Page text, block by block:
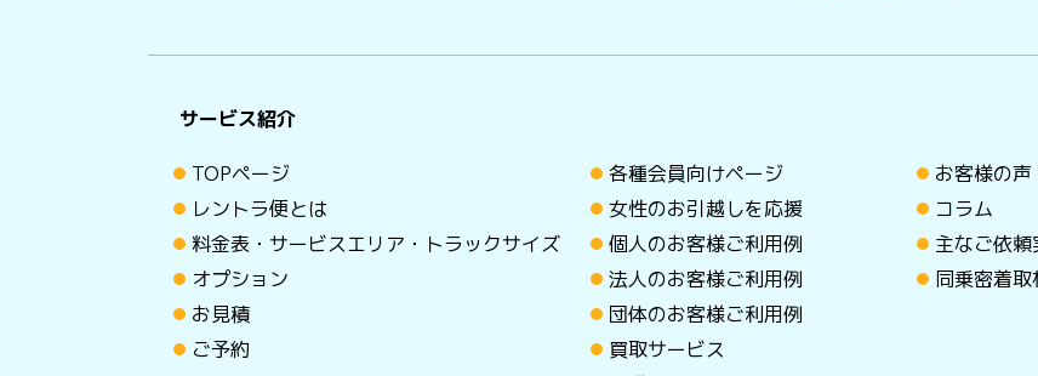
サービス紹介
TOPページ
レントラ便とは
料金表・サービスエリア・トラックサイズ
オプション
お見積
ご予約
各種会員向けページ
女性のお引越しを応援
個人のお客様ご利用例
法人のお客様ご利用例
団体のお客様ご利用例
買取サービス
お客様の声
コラム
主なご依頼
同乗密着取